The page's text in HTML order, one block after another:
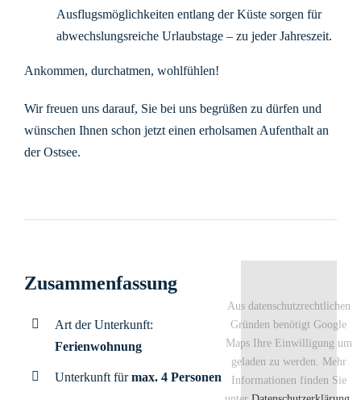
Ausflugsmöglichkeiten entlang der Küste sorgen für
abwechslungsreiche Urlaubstage – zu jeder Jahreszeit.
Ankommen, durchatmen, wohlfühlen!
Wir freuen uns darauf, Sie bei uns begrüßen zu dürfen und
wünschen Ihnen schon jetzt einen erholsamen Aufenthalt an
der Ostsee.
Zusammenfassung
Art der Unterkunft:
Ferienwohnung
Unterkunft fürmax. 4 Personen
Aus datenschutzrechtlichen
Gründen benötigt Google
Maps Ihre Einwilligung um
geladen zu werden. Mehr
Informationen finden Sie